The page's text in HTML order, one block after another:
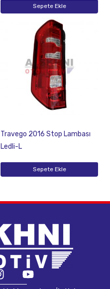
Sepete Ekle
Travego 2016 Stop Lambası
Ledli-L
Sepete Ekle